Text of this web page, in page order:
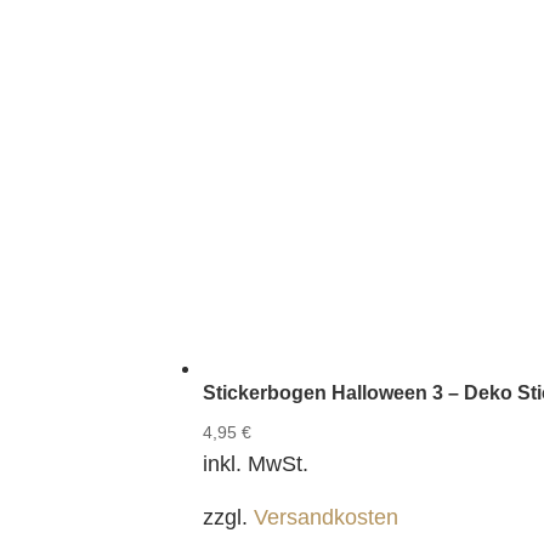
Stickerbogen Halloween 3 – Deko
4,95€
inkl. MwSt.
zzgl.Versandkosten